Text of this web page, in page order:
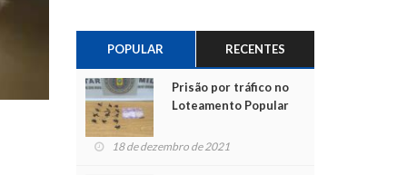
POPULAR RECENTES
Prisão por tráfico no
Loteamento Popular
18 de dezembro de 2021